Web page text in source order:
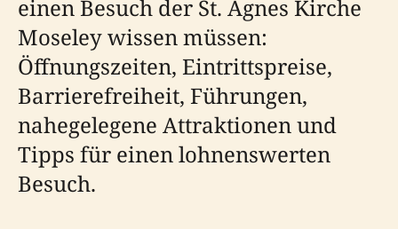
einen Besuch der St. Agnes Kirche
Moseley wissen müssen:
Öffnungszeiten, Eintrittspreise,
Barrierefreiheit, Führungen,
nahegelegene Attraktionen und
Tipps für einen lohnenswerten
Besuch.